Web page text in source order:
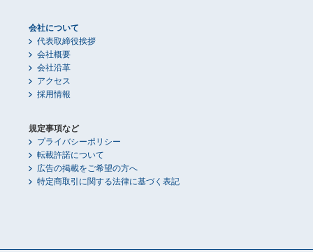
会社について
代表取締役挨拶
会社概要
会社沿革
アクセス
採用情報
規定事項など
プライバシーポリシー
転載許諾について
広告の掲載をご希望の方へ
特定商取引に関する法律に基づく表記